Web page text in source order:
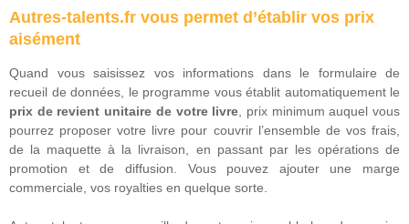
Autres-talents.fr vous permet d’établir vos prix
aisément
Quand vous saisissez vos informations dans le formulaire de
recueil de données, le programme vous établit automatiquement le
prix de revient unitaire de votre livre , prix minimum auquel vous
pourrez proposer votre livre pour couvrir l’ensemble de vos frais,
de la maquette à la livraison, en passant par les opérations de
promotion et de diffusion. Vous pouvez ajouter une marge
commerciale, vos royalties en quelque sorte.